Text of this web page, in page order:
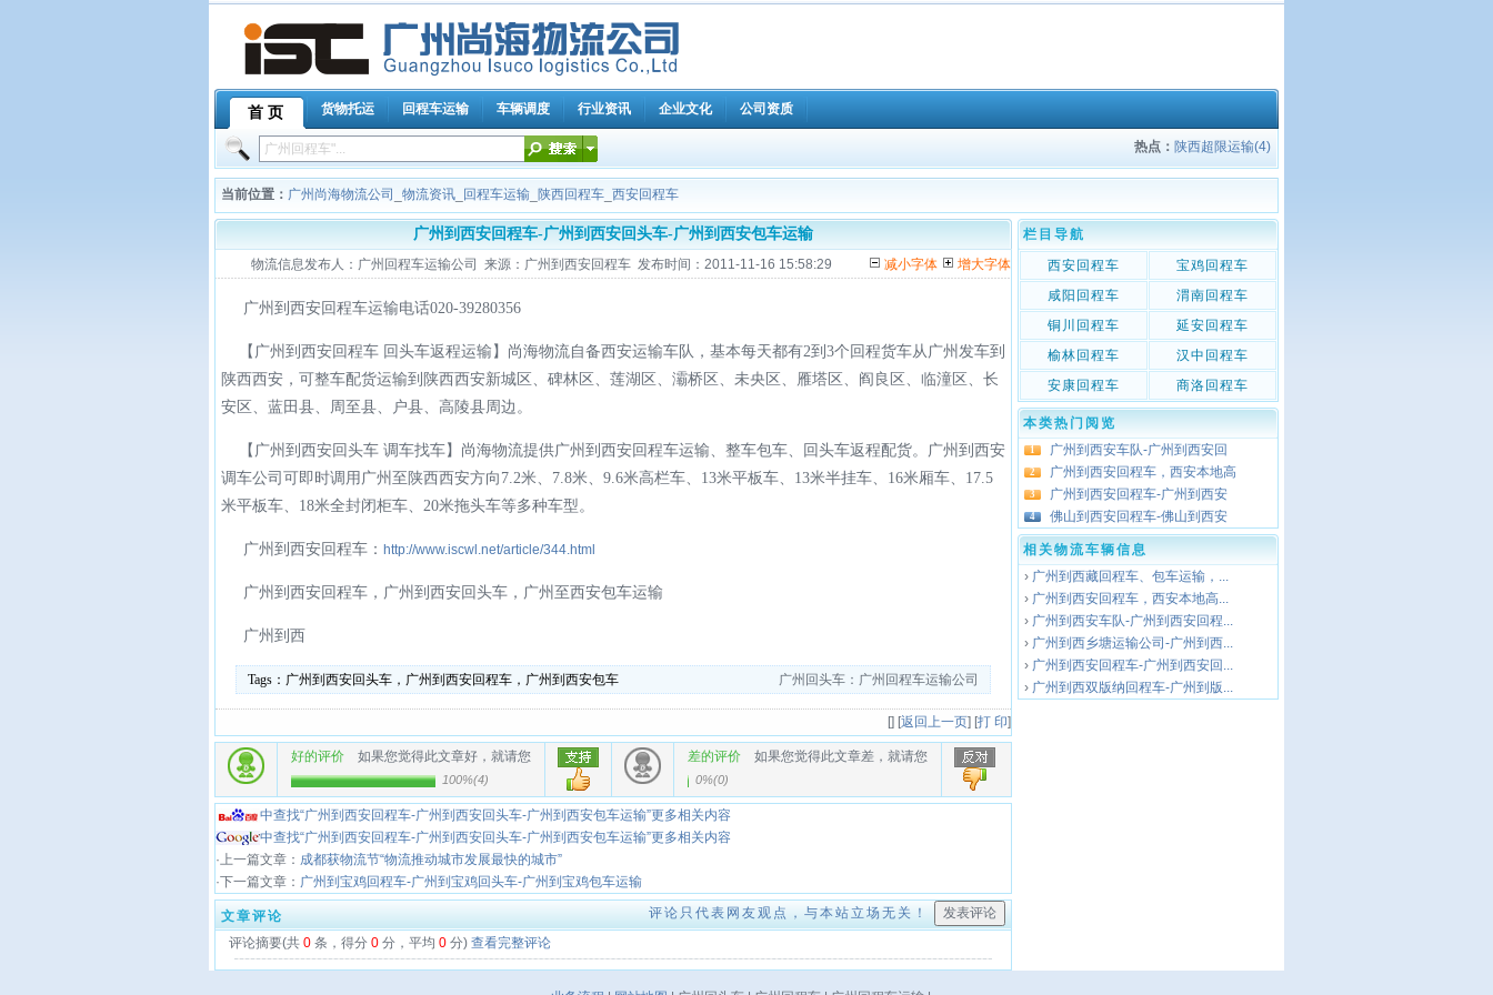
首 页 货物托运 回程车运输 车辆调度 行业资讯 企业文化 公司资质
热点： 陕西超限运输(4)
当前位置： 广州尚海物流公司 物流资讯 回程车运输 陕西回程车 西安回程车
广州到西安回程车-广州到西安回头车-广州到西安包车运输
减小字体 增大字体
物流信息发布人：广州回程车运输公司 来源：广州到西安回程车 发布时间：2011-11-16 15:58:29
广州到西安回程车运输电话020-39280356
【广州到西安回程车 回头车返程运输】尚海物流自备西安运输车队，基本每天都有2到3个回程货车从广州发车到
陕西西安，可整车配货运输到陕西西安新城区、碑林区、莲湖区、灞桥区、未央区、雁塔区、阎良区、临潼区、长
安区、蓝田县、周至县、户县、高陵县周边。
【广州到西安回头车 调车找车】尚海物流提供广州到西安回程车运输、整车包车、回头车返程配货。广州到西安
调车公司可即时调用广州至陕西西安方向7.2米、7.8米、9.6米高栏车、13米平板车、13米半挂车、16米厢车、17.5
米平板车、18米全封闭柜车、20米拖头车等多种车型。
广州到西安回程车： http://www.iscwl.net/article/344.html
广州到西安回程车，广州到西安回头车，广州至西安包车运输
广州到西
Tags： 广州到西安回头车，广州到西安回程车，广州到西安包车 广州回头车：广州回程车运输公司
[] [返回上一页] [打 印]
好的评价 如果您觉得此文章好，就请您
100%(4)
差的评价 如果您觉得此文章差，就请您
0%(0)
中查找“广州到西安回程车-广州到西安回头车-广州到西安包车运输”更多相关内容
中查找“广州到西安回程车-广州到西安回头车-广州到西安包车运输”更多相关内容
·上一篇文章： 成都获物流节“物流推动城市发展最快的城市”
·下一篇文章： 广州到宝鸡回程车-广州到宝鸡回头车-广州到宝鸡包车运输
文章评论
评论只代表网友观点，与本站立场无关！
评论摘要(共 0 条，得分 0 分，平均 0 分) 查看完整评论
栏目导航
西安回程车
宝鸡回程车
咸阳回程车
渭南回程车
铜川回程车
延安回程车
榆林回程车
汉中回程车
安康回程车
商洛回程车
本类热门阅览
1 广州到西安车队-广州到西安回
2 广州到西安回程车，西安本地高
3 广州到西安回程车-广州到西安
4 佛山到西安回程车-佛山到西安
相关物流车辆信息
› 广州到西藏回程车、包车运输，...
› 广州到西安回程车，西安本地高...
› 广州到西安车队-广州到西安回程...
› 广州到西乡塘运输公司-广州到西...
› 广州到西安回程车-广州到西安回...
› 广州到西双版纳回程车-广州到版...